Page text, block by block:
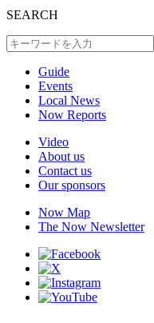
SEARCH
Guide
Events
Local News
Now Reports
Video
About us
Contact us
Our sponsors
Now Map
The Now Newsletter